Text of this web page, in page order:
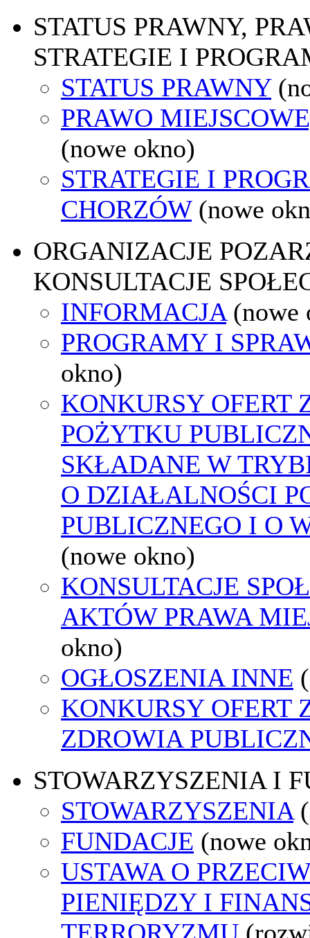
STATUS PRAWNY,
STRATEGIE I
STATUS PRAWNY
PRAWO
(nowe okno)
STRATEGIE I
CHORZÓW (nowe
ORGANIZACJE
KONSULTACJE
INFORMACJA (nowe
PROGRAMY I
okno)
KONKURSY OFERT
POŻYTKU
SKŁADANE W
O DZIAŁALNOŚCI
PUBLICZNEGO I O
(nowe okno)
KONSULTACJE
AKTÓW PRAWA
okno)
OGŁOSZENIA INNE
KONKURSY OFERT
ZDROWIA
STOWARZYSZENIA I
STOWARZYSZENIA
FUNDACJE (nowe
USTAWA O
PIENIĘDZY I